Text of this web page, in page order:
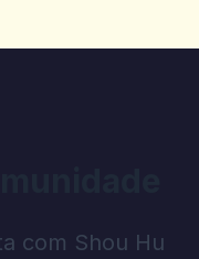
com Shou Hu